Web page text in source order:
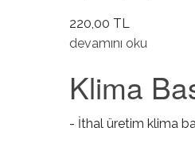
220,00 TL
Yakıt Deposu Buhar
devamını oku
Klima
- İthal üretim klima